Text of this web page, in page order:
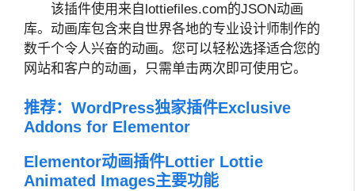
该插件使用来自lottiefiles.com的JSON动画
库。动画库包含来自世界各地的专业设计师制作的
数千个令人兴奋的动画。您可以轻松选择适合您的
网站和客户的动画，只需单击两次即可使用它。
推荐： WordPress独家插件Exclusive
Addons for Elementor
Elementor动画插件Lottier Lottie
Animated Images主要功能